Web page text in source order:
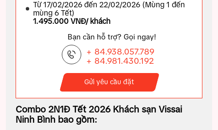
Từ 17/02/2026 đến 22/02/2026 (Mùng 1 đến
mùng 6 Tết)
1.495.000 VNĐ/ khách
Bạn cần hỗ trợ? Gọi ngay!
+ 84.938.057.789
+ 84.981.430.192
Gửi yêu cầu đặt
Combo 2N1Đ Tết 2026 Khách sạn Vissai
Ninh Bình bao gồm: